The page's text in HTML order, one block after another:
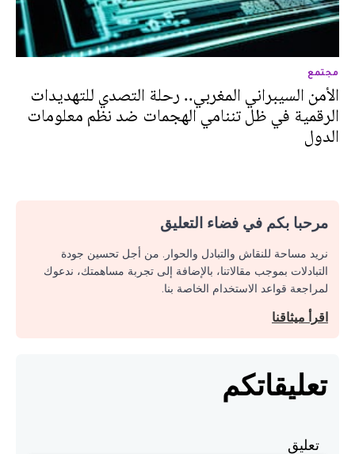
مجتمع
الأمن السيبراني المغربي.. رحلة التصدي للتهديدات
الرقمية في ظل تننامي الهجمات ضد نظم معلومات
الدول
مرحبا بكم في فضاء التعليق
نريد مساحة للنقاش والتبادل والحوار. من أجل تحسين جودة
التبادلات بموجب مقالاتنا، بالإضافة إلى تجربة مساهمتك، ندعوك
لمراجعة قواعد الاستخدام الخاصة بنا.
اقرأ ميثاقنا
تعليقاتكم
تعليق